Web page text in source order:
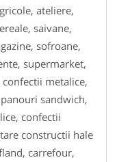
ateliere,
saivane,
sofroane,
supermarket,
metalice,
sandwich,
confectii
constructii hale
carrefour,